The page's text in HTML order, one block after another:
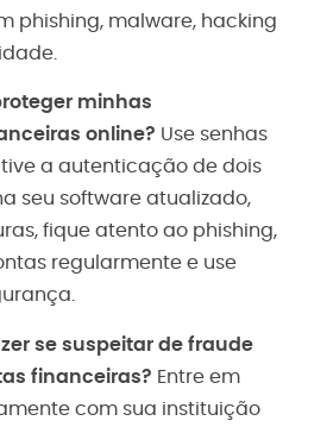
phishing, malware, hacking
minhas
online? Use senhas
a autenticação de dois
seu software atualizado,
fique atento ao phishing,
regularmente e use
se suspeitar de fraude
financeiras? Entre em
com sua instituição